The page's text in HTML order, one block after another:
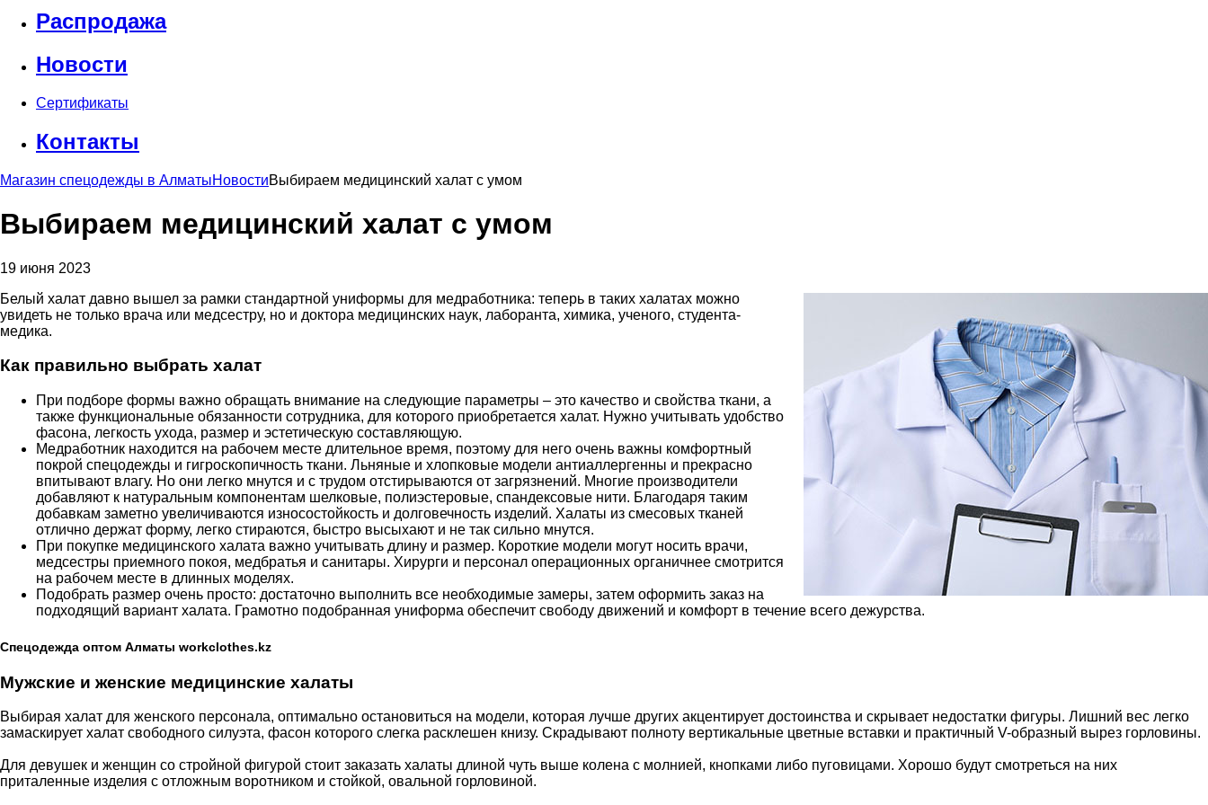
Распродажа
Новости
Сертификаты
Контакты
Магазин спецодежды в АлматыНовостиВыбираем медицинский халат с умом
Выбираем медицинский халат с умом
19 июня 2023
Белый халат давно вышел за рамки стандартной униформы для медработника: теперь в таких халатах можно
увидеть не только врача или медсестру, но и доктора медицинских наук, лаборанта, химика, ученого, студента-
медика.
Как правильно выбрать халат
При подборе формы важно обращать внимание на следующие параметры – это качество и свойства ткани, а
также функциональные обязанности сотрудника, для которого приобретается халат. Нужно учитывать удобство
фасона, легкость ухода, размер и эстетическую составляющую.
Медработник находится на рабочем месте длительное время, поэтому для него очень важны комфортный
покрой спецодежды и гигроскопичность ткани. Льняные и хлопковые модели антиаллергенны и прекрасно
впитывают влагу. Но они легко мнутся и с трудом отстирываются от загрязнений. Многие производители
добавляют к натуральным компонентам шелковые, полиэстеровые, спандексовые нити. Благодаря таким
добавкам заметно увеличиваются износостойкость и долговечность изделий. Халаты из смесовых тканей
отлично держат форму, легко стираются, быстро высыхают и не так сильно мнутся.
При покупке медицинского халата важно учитывать длину и размер. Короткие модели могут носить врачи,
медсестры приемного покоя, медбратья и санитары. Хирурги и персонал операционных органичнее смотрится
на рабочем месте в длинных моделях.
Подобрать размер очень просто: достаточно выполнить все необходимые замеры, затем оформить заказ на
подходящий вариант халата. Грамотно подобранная униформа обеспечит свободу движений и комфорт в течение всего дежурства.
Спецодежда оптом Алматы workclothes.kz
Мужские и женские медицинские халаты
Выбирая халат для женского персонала, оптимально остановиться на модели, которая лучше других акцентирует достоинства и скрывает недостатки фигуры. Лишний вес легко
замаскирует халат свободного силуэта, фасон которого слегка расклешен книзу. Скрадывают полноту вертикальные цветные вставки и практичный V-образный вырез горловины.
Для девушек и женщин со стройной фигурой стоит заказать халаты длиной чуть выше колена с молнией, кнопками либо пуговицами. Хорошо будут смотреться на них
приталенные изделия с отложным воротником и стойкой, овальной горловиной.